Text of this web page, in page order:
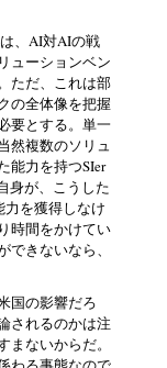
、AI対AIの戦
ューションベン
ただ、これは部
の全体像を把握
要とする。単一
然複数のソリュ
能力を持つSIer
身が、こうした
を獲得しなけ
時間をかけてい
きないなら、
国の影響だろ
されるのかは注
ないからだ。